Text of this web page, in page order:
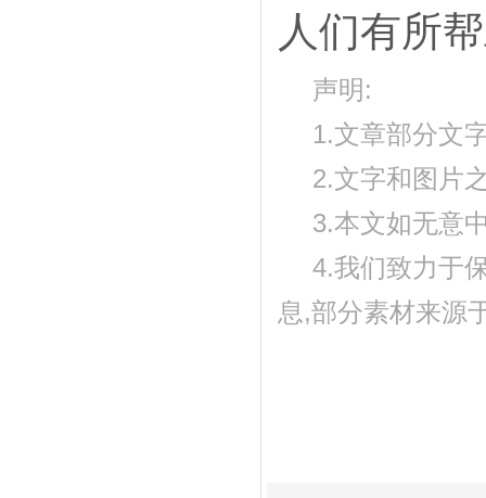
人们有所
声明:
1.文章部分文
2.文字和图片
3.本文如无意
4.我们致力于
息,部分素材来源